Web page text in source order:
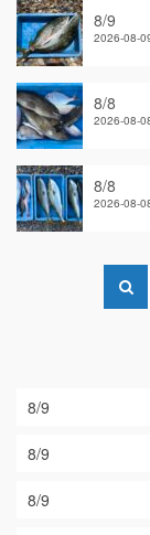
8/9
2026-08-
8/8
2026-08-
8/8
2026-08-
8/9
8/9
8/9